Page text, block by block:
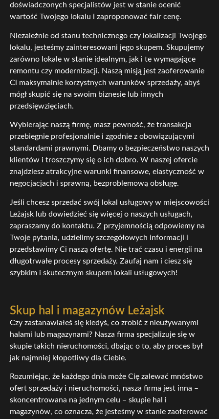
doświadczonych specjalistów jest w stanie ocenić
wartość Twojego lokalu i zaproponować fair cenę.
Niezależnie od stanu technicznego czy lokalizacji Twojego
lokalu, jesteśmy zainteresowani jego skupem. Skupujemy
zarówno lokale w stanie idealnym, jak i te wymagające
remontu czy modernizacji. Naszą misją jest zaoferowanie
Ci maksymalnie korzystnych warunków sprzedaży, abyś
mógł skupić się na swoim biznesie lub innych
przedsięwzięciach.
Wybierając naszą firmę, masz pewność, że transakcja
przebiegnie profesjonalnie i zgodnie z obowiązującymi
standardami prawnymi. Dbamy o bezpieczeństwo naszych
klientów i troszczymy się o ich dobro. W naszej ofercie
znajdziesz atrakcyjne warunki finansowe, elastyczność w
negocjacjach i sprawną, bezproblemową obsługę.
Jeśli chcesz sprzedać swój lokal usługowy w miejscowości
Leżajsk lub dowiedzieć się więcej o naszych usługach,
zapraszamy do kontaktu. Z przyjemnością odpowiemy na
Twoje pytania, udzielimy szczegółowych informacji i
przedstawimy Ci naszą ofertę. Nie trać czasu i energii na
długotrwałe procesy sprzedaży. Zaufaj nam i ciesz się
szybkim i skutecznym skupem lokali usługowych!
Skup hal i magazynów Leżajsk
Czy zastanawiałeś się kiedyś, co zrobić z nieużywanymi
halami lub magazynami? Nasza firma specjalizuje się w
skupie takich nieruchomości, dbając o to, aby proces był
jak najmniej kłopotliwy dla Ciebie.
Rozumiejąc, że każdego dnia może Cię zalewać mnóstwo
ofert sprzedaży i nieruchomości, nasza firma jest inna –
skoncentrowana na jednym celu – skupie hal i
magazynów, co oznacza, że jesteśmy w stanie zaoferować